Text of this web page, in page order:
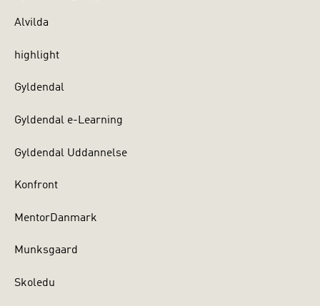
Alvilda
highlight
Gyldendal
Gyldendal e-Learning
Gyldendal Uddannelse
Konfront
MentorDanmark
Munksgaard
Skoledu